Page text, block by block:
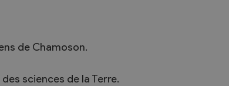
de Chamoson.
sciences de la Terre.